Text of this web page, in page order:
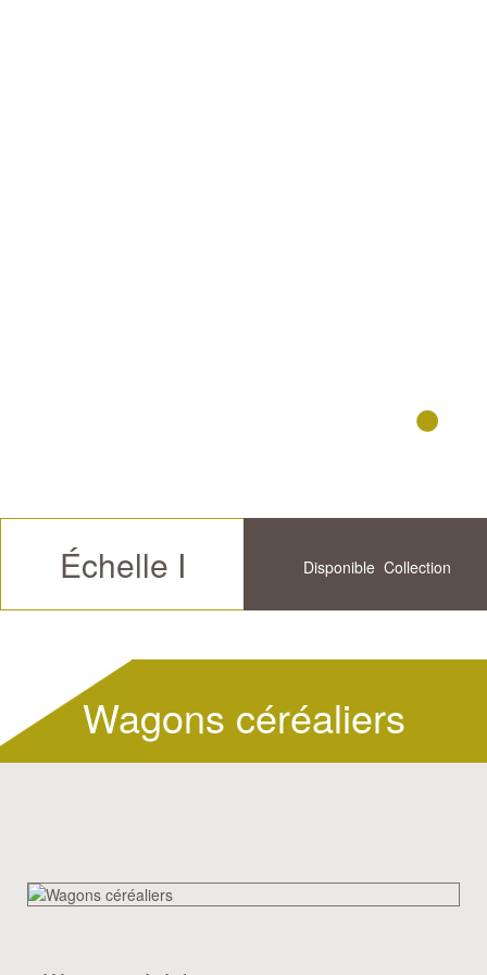
Échelle I Disponible Collection
Wagons céréaliers